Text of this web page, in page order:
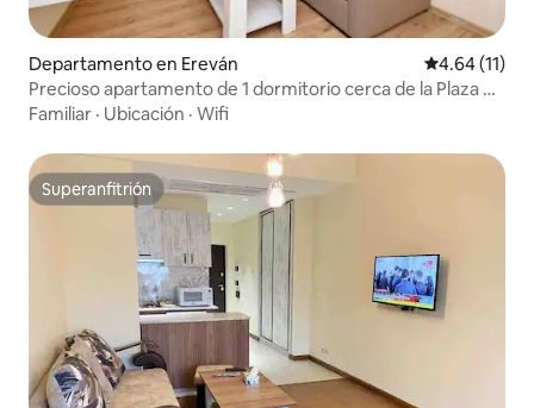
Departamento en Ereván Calificación
4.64 (11)
Precioso apartamento de 1 dormitorio cerca de la Plaza de
la República
Familiar · Ubicación · Wifi
Superanfitrión
Superanfitrión